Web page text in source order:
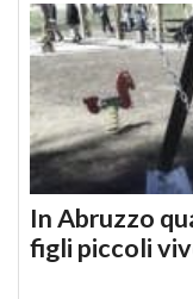
In Abruzzo
figli piccoli